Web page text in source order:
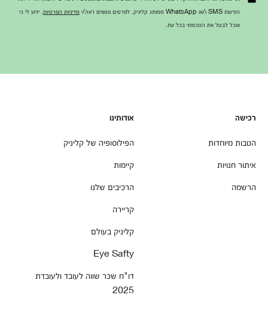
הודעות SMS ו/או WhatsApp ממותג קליניק. לפרטים נוספים ראה/י
מדיניות הפרטיות . ידוע לי כי
אוכל לבטל את הסכמתי בכל עת.
רכישה
הטבות מיוחדות
איתור חנויות
הרשמה
אודותינו
הפילוסופיה של קליניק
קיימות
הרכיבים שלנו
קריירה
קליניק בעולם
Eye Safty
דו"ח שכר שווה לעובד ולעובדת
2025